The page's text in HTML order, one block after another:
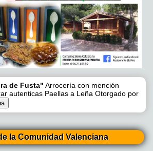
de Fusta" Arrocería con mención
autenticas Paellas a Leña Otorgado por
la Comunidad Valenciana